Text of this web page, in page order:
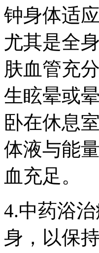
钟身体适
尤其是全
肤血管充
生眩晕或
卧在休息
体液与能
血充足。
4.中药浴
身，以保